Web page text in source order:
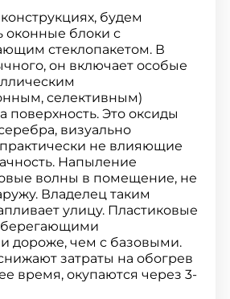
будем
оконные блоки с
стеклопакетом. В
он включает особые
селективным)
поверхность. Это оксиды
визуально
не влияющие
Напыление
волны в помещение, не
Владелец таким
улицу. Пластиковые
дороже, чем с базовыми.
затраты на обогрев
время, окупаются через 3-